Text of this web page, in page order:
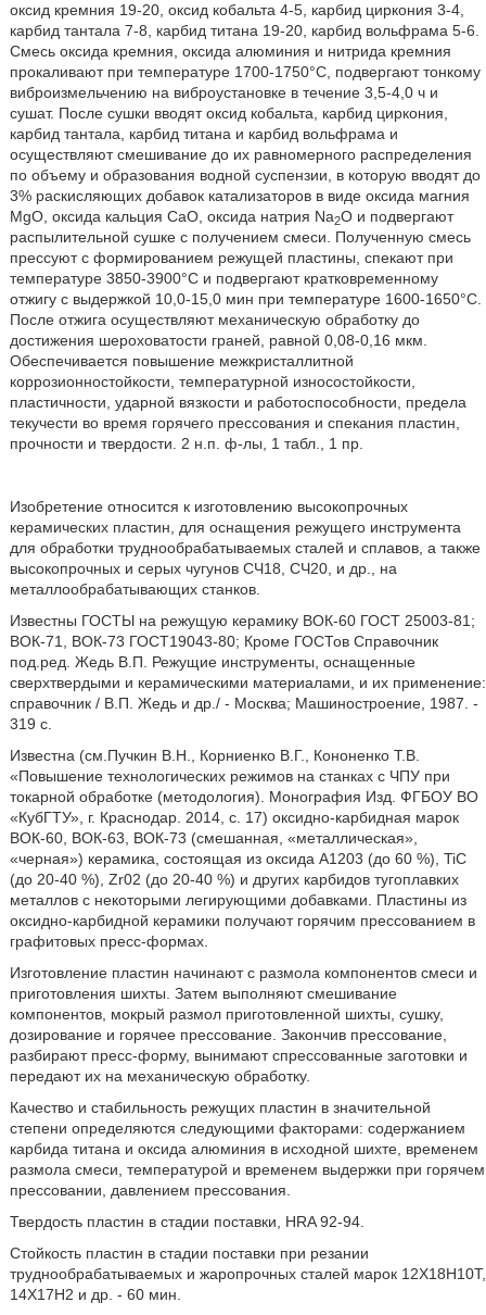
оксид кремния 19-20, оксид кобальта 4-5, карбид циркония 3-4,
карбид тантала 7-8, карбид титана 19-20, карбид вольфрама 5-6.
Смесь оксида кремния, оксида алюминия и нитрида кремния
прокаливают при температуре 1700-1750°С, подвергают тонкому
виброизмельчению на виброустановке в течение 3,5-4,0 ч и
сушат. После сушки вводят оксид кобальта, карбид циркония,
карбид тантала, карбид титана и карбид вольфрама и
осуществляют смешивание до их равномерного распределения
по объему и образования водной суспензии, в которую вводят до
3% раскисляющих добавок катализаторов в виде оксида магния
МgO, оксида кальция СаО, оксида натрия Nа2О и подвергают
распылительной сушке с получением смеси. Полученную смесь
прессуют с формированием режущей пластины, спекают при
температуре 3850-3900°С и подвергают кратковременному
отжигу с выдержкой 10,0-15,0 мин при температуре 1600-1650°С.
После отжига осуществляют механическую обработку до
достижения шероховатости граней, равной 0,08-0,16 мкм.
Обеспечивается повышение межкристаллитной
коррозионностойкости, температурной износостойкости,
пластичности, ударной вязкости и работоспособности, предела
текучести во время горячего прессования и спекания пластин,
прочности и твердости. 2 н.п. ф-лы, 1 табл., 1 пр.
Изобретение относится к изготовлению высокопрочных
керамических пластин, для оснащения режущего инструмента
для обработки труднообрабатываемых сталей и сплавов, а также
высокопрочных и серых чугунов СЧ18, СЧ20, и др., на
металлообрабатывающих станков.
Известны ГОСТЫ на режущую керамику ВОК-60 ГОСТ 25003-81;
ВОК-71, ВОК-73 ГОСТ19043-80; Кроме ГОСТов Справочник
под.ред. Жедь В.П. Режущие инструменты, оснащенные
сверхтвердыми и керамическими материалами, и их применение:
справочник / В.П. Жедь и др./ - Москва; Машиностроение, 1987. -
319 с.
Известна (см.Пучкин В.Н., Корниенко В.Г., Кононенко Т.В.
«Повышение технологических режимов на станках с ЧПУ при
токарной обработке (методология). Монография Изд. ФГБОУ ВО
«КубГТУ», г. Краснодар. 2014, с. 17) оксидно-карбидная марок
ВОК-60, ВОК-63, ВОК-73 (смешанная, «металлическая»,
«черная») керамика, состоящая из оксида А1203 (до 60 %), TiC
(до 20-40 %), Zr02 (до 20-40 %) и других карбидов тугоплавких
металлов с некоторыми легирующими добавками. Пластины из
оксидно-карбидной керамики получают горячим прессованием в
графитовых пресс-формах.
Изготовление пластин начинают с размола компонентов смеси и
приготовления шихты. Затем выполняют смешивание
компонентов, мокрый размол приготовленной шихты, сушку,
дозирование и горячее прессование. Закончив прессование,
разбирают пресс-форму, вынимают спрессованные заготовки и
передают их на механическую обработку.
Качество и стабильность режущих пластин в значительной
степени определяются следующими факторами: содержанием
карбида титана и оксида алюминия в исходной шихте, временем
размола смеси, температурой и временем выдержки при горячем
прессовании, давлением прессования.
Твердость пластин в стадии поставки, HRA 92-94.
Стойкость пластин в стадии поставки при резании
труднообрабатываемых и жаропрочных сталей марок 12Х18Н10Т,
14Х17Н2 и др. - 60 мин.